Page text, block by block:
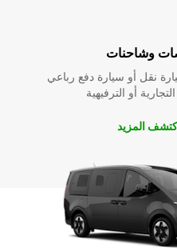
اكتشف Općina Ilidža براحة
اختر من بين مجموعتنا
وشاحنات
نقل أو سيارة دفع رباعي
أو الترفيهية
المزيد